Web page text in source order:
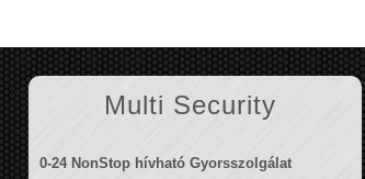
Multi Security
0-24 NonStop hívható Gyorsszolgálat